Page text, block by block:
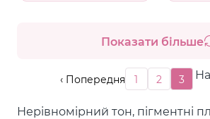
Показати більше
‹ Попередня 1 2 3
Нерівномірний тон, пігментні